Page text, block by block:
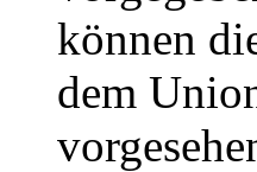
können
dem